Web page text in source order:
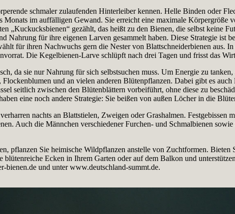
schmaler zulaufenden Hinterleiber kennen. Helle Binden oder
Monats im auffälligen Gewand. Sie erreicht eine maximale
„Kuckucksbienen“ gezählt, das heißt zu den Bienen, die selbst keine
Nahrung für ihre eigenen Larven gesammelt haben. Diese Strategie
für ihren Nachwuchs gern die Nester von Blattschneiderbienen aus.
Die Kegelbienen-Larve schlüpft nach drei Tagen und frisst das
da sie nur Nahrung für sich selbstsuchen muss. Um Energie zu
und an vielen anderen Blütenpflanzen. Dabei gibt es
seitlich zwischen den Blütenblättern vorbeiführt, ohne diese zu
eine noch andere Strategie: Sie beißen von außen Löcher in die
nachts an Blattstielen, Zweigen oder Grashalmen.
Auch die Männchen verschiedener Furchen- und Schmalbienen
pflanzen Sie heimische Wildpflanzen anstelle von Zuchtformen.
Ecken in Ihrem Garten oder auf dem Balkon und
und unter www.deutschland-summt.de.